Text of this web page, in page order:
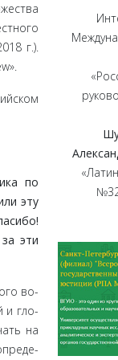
г.).
по
эту
эти
во­
и гло­
на